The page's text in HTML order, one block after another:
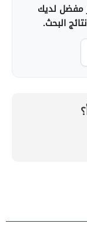
مفضل لديك
البحث.